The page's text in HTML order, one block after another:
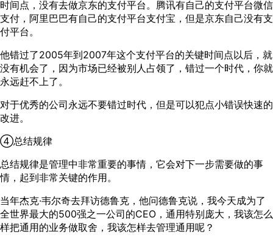
时间点，没有去做京东的支付平台。腾讯有自己的支付平台微信
支付，阿里巴巴有自己的支付平台支付宝，但是京东自己没有支
付平台。
他错过了2005年到2007年这个支付平台的关键时间点以后，就
没有机会了，因为市场已经被别人占领了，错过一个时代，你就
永远赶不上了。
对于优秀的公司永远不要错过时代，但是可以犯点小错误快速的
改进。
④总结规律
总结规律是管理中非常重要的事情，它会对下一步需要做的事
情，起到非常关键的作用。
当年杰克·韦尔奇去拜访德鲁克，他问德鲁克说，我今天成为了
全世界最大的500强之一公司的CEO，通用特别庞大，我该怎么
样把通用的业务做取舍，我该怎样去管理通用呢？